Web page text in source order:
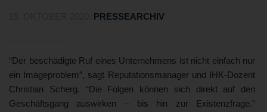
PRESSEARCHIV
“Der beschädigte Ruf eines Unternehmens ist nicht einfach nur
ein Imageproblem”, sagt Reputationsmanager und IHK-Dozent
Christian Scherg. “Die Folgen können sich direkt auf den
Geschäftsgang auswirken – bis hin zur Existenzfrage.”